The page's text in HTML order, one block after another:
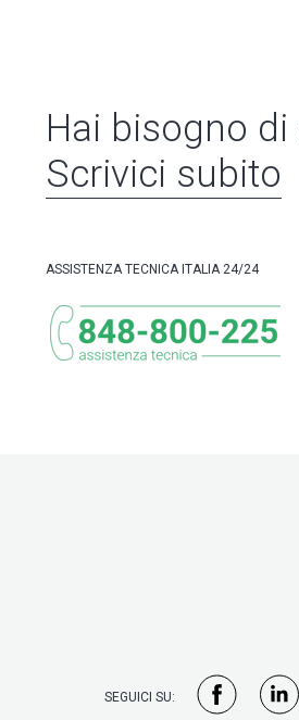
Hai bisogno di
Scrivici subito
ASSISTENZA TECNICA ITALIA 24/24
SEGUICI SU: